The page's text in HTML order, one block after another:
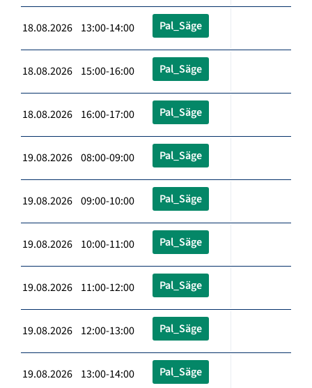
18.08.2026 13:00-14:00 Pal_Säge
18.08.2026 15:00-16:00 Pal_Säge
18.08.2026 16:00-17:00 Pal_Säge
19.08.2026 08:00-09:00 Pal_Säge
19.08.2026 09:00-10:00 Pal_Säge
19.08.2026 10:00-11:00 Pal_Säge
19.08.2026 11:00-12:00 Pal_Säge
19.08.2026 12:00-13:00 Pal_Säge
19.08.2026 13:00-14:00 Pal_Säge